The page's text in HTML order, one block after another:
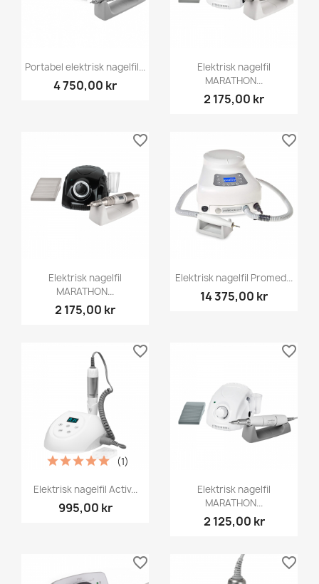
Portabel elektrisk nagelfil...
4 750,00 kr
Elektrisk nagelfil
MARATHON...
2 175,00 kr
Elektrisk nagelfil
MARATHON...
2 175,00 kr
favorite_border
Elektrisk nagelfil Promed...
14 375,00 kr
favorite_border
Elektrisk nagelfil Activ...
995,00 kr
(1)
favorite_border
Elektrisk nagelfil
MARATHON...
2 125,00 kr
favorite_border
favorite_border favorite_border